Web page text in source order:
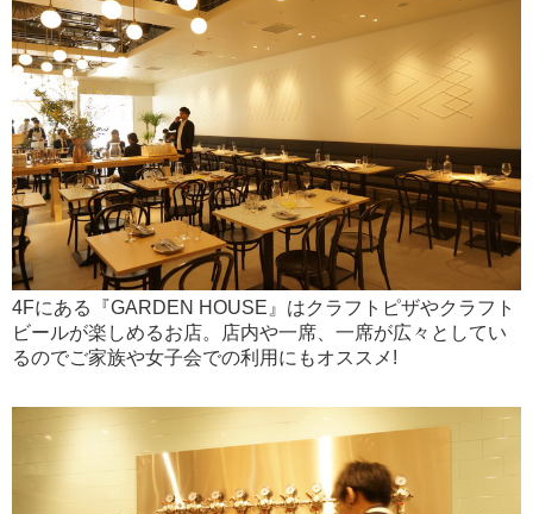
4Fにある『GARDEN HOUSE』はクラフトピザやクラフト
ビールが楽しめるお店。店内や一席、一席が広々としてい
るのでご家族や女子会での利用にもオススメ!